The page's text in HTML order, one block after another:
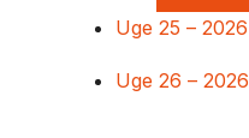
Uge 25 – 2026
Uge 26 – 2026